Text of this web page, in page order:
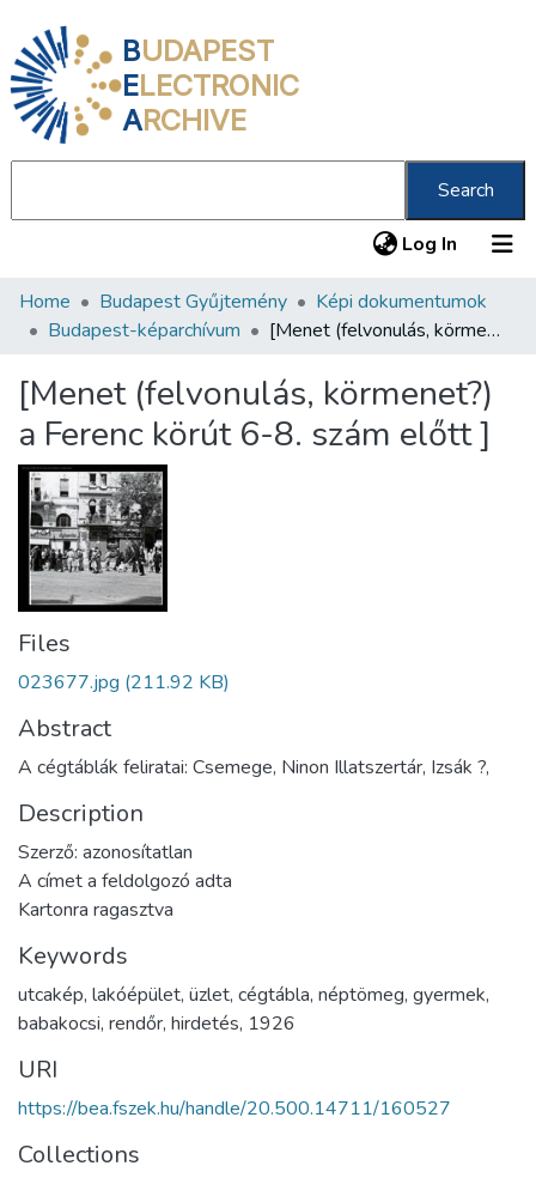
BUDAPEST
ELECTRONIC
ARCHIVE
Search
Log In (current)
Communities & Collections
Statistics
About us
Home Budapest Gyűjtemény
Képi dokumentumok
Budapest-képarchívum
[Menet (felvonulás, körmenet?) a Ferenc körút 6-8. szám előtt ]
[Menet (felvonulás, körmenet?)
a Ferenc körút 6-8. szám előtt ]
Files
023677.jpg (211.92 KB)
Abstract
A cégtáblák feliratai: Csemege, Ninon Illatszertár, Izsák ?,
Description
Szerző: azonosítatlan
A címet a feldolgozó adta
Kartonra ragasztva
Keywords
utcakép, lakóépület, üzlet, cégtábla, néptömeg, gyermek,
babakocsi, rendőr, hirdetés, 1926
URI
https://bea.fszek.hu/handle/20.500.14711/160527
Collections